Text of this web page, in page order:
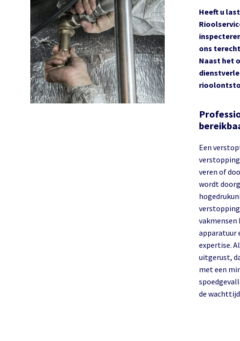
Heeft u
ons
Naast het
Een
veren of
wordt
verstopping
vakmensen
apparatuur
expertise.
uitgerust,
met een
de